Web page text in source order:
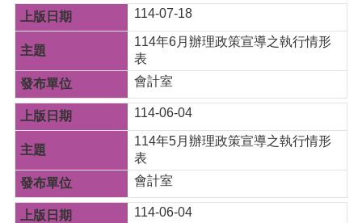
政
府
網
站
資
料
宣
網
114-07-18
114年6月辦理政策宣導之執行情形
表
會計室
114-06-04
114年5月辦理政策宣導之執行情形
表
會計室
114-06-04